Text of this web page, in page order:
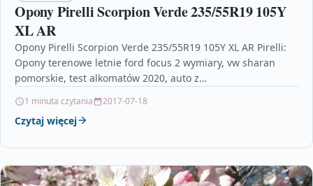
Opony Pirelli Scorpion Verde 235/55R19 105Y
XL AR
Opony Pirelli Scorpion Verde 235/55R19 105Y XL AR Pirelli:
Opony terenowe letnie ford focus 2 wymiary, vw sharan
pomorskie, test alkomatów 2020, auto z…
1 minuta czytania 2017-07-18
Czytaj więcej